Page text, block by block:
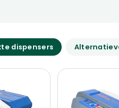
dispensers